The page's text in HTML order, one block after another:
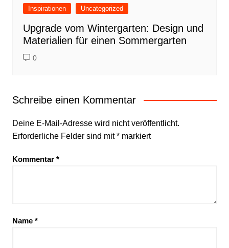
Inspirationen Uncategorized
Upgrade vom Wintergarten: Design und
Materialien für einen Sommergarten
0
Schreibe einen Kommentar
Deine E-Mail-Adresse wird nicht veröffentlicht.
Erforderliche Felder sind mit*markiert
Kommentar *
Name *